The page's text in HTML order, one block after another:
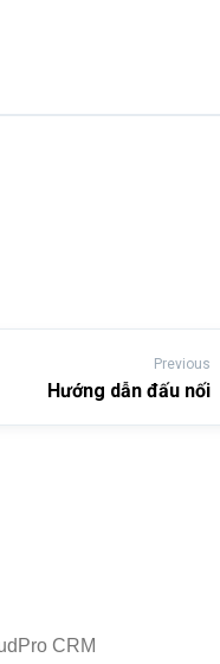
Previous
Hướng dẫn đấu nối
CRM